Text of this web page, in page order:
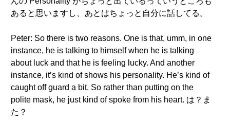
あると思いますし、あとはちょっと自分に話してる。
Peter: So there is two reasons. One is that, umm, in one
instance, he is talking to himself when he is talking
about luck and that he is feeling lucky. And another
instance, it’s kind of shows his personality. He’s kind of
caught off guard a bit. So rather than putting on the
polite mask, he just kind of spoke from his heart. は？ま
た？